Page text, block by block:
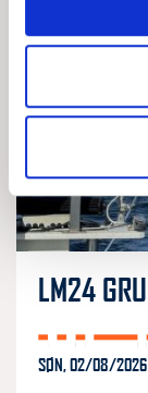
LM24
SØN, 02/08/2026